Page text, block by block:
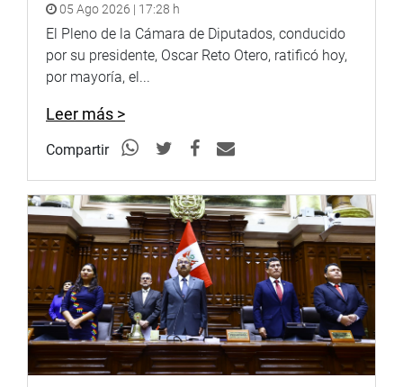
05 Ago 2026 | 17:28 h
El Pleno de la Cámara de Diputados, conducido
por su presidente, Oscar Reto Otero, ratificó hoy,
por mayoría, el...
Leer más >
Compartir